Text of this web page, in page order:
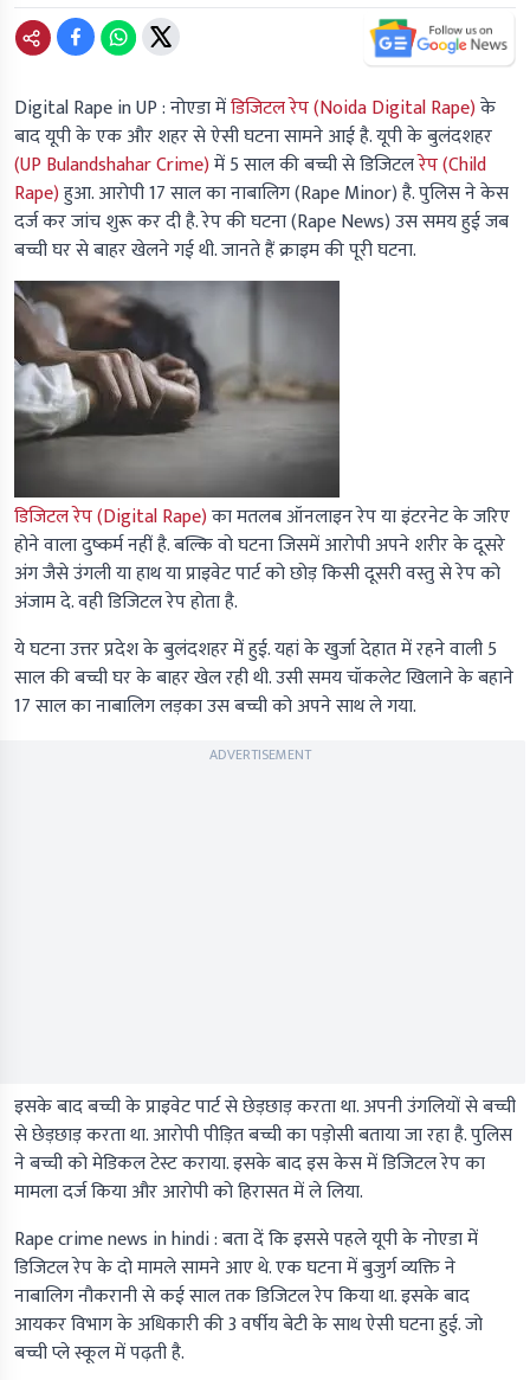
Digital Rape in UP :नोएडा मेंडिजिटल रेप (Noida Digital Rape)के
बाद यूपी के एक और शहर से ऐसी घटना सामने आई है. यूपी के बुलंदशहर
(UP Bulandshahar Crime)में 5 साल की बच्ची से डिजिटलरेप (Child
Rape)हुआ. आरोपी 17 साल का नाबालिग (Rape Minor) है. पुलिस ने केस
दर्ज कर जांच शुरू कर दी है. रेप की घटना (Rape News) उस समय हुई जब
बच्ची घर से बाहर खेलने गई थी. जानते हैं क्राइम की पूरी घटना.
डिजिटल रेप (Digital Rape)का मतलब ऑनलाइन रेप या इंटरनेट के जरिए
होने वाला दुष्कर्म नहीं है. बल्कि वो घटना जिसमें आरोपी अपने शरीर के दूसरे
अंग जैसे उंगली या हाथ या प्राइवेट पार्ट को छोड़ किसी दूसरी वस्तु से रेप को
अंजाम दे. वही डिजिटल रेप होता है.
ये घटना उत्तर प्रदेश के बुलंदशहर में हुई. यहां के खुर्जा देहात में रहने वाली 5
साल की बच्ची घर के बाहर खेल रही थी. उसी समय चॉकलेट खिलाने के बहाने
17 साल का नाबालिग लड़का उस बच्ची को अपने साथ ले गया.
ADVERTISEMENT
इसके बाद बच्ची के प्राइवेट पार्ट से छेड़छाड़ करता था. अपनी उंगलियों से बच्ची
से छेड़छाड़ करता था. आरोपी पीड़ित बच्ची का पड़ोसी बताया जा रहा है. पुलिस
ने बच्ची को मेडिकल टेस्ट कराया. इसके बाद इस केस में डिजिटल रेप का
मामला दर्ज किया और आरोपी को हिरासत में ले लिया.
Rape crime news in hindi :बता दें कि इससे पहले यूपी के नोएडा में
डिजिटल रेप के दो मामले सामने आए थे. एक घटना में बुजुर्ग व्यक्ति ने
नाबालिग नौकरानी से कई साल तक डिजिटल रेप किया था. इसके बाद
आयकर विभाग के अधिकारी की 3 वर्षीय बेटी के साथ ऐसी घटना हुई. जो
बच्ची प्ले स्कूल में पढ़ती है.